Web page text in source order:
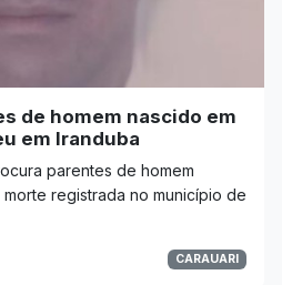
de homem nascido em
em Iranduba
parentes de homem
registrada no município de
CARAUARI